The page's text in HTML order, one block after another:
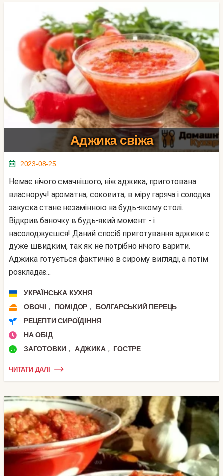
Аджика свіжа
2023-08-25
Немає нічого смачнішого, ніж аджика, приготована
власноруч! ароматна, соковита, в міру гаряча і солодка
закуска стане незамінною на будь-якому столі.
Відкрив баночку в будь-який момент - і
насолоджуєшся! Даний спосіб приготування аджики є
дуже швидким, так як не потрібно нічого варити.
Аджика готується фактично в сирому вигляді, а потім
розкладає...
УКРАЇНСЬКА КУХНЯ
ОВОЧІ , ПОМІДОР ,
БОЛГАРСЬКИЙ ПЕРЕЦЬ
РЕЦЕПТИ СИРОЇДІННЯ
НА ОБІД
ЗАГОТОВКИ , АДЖИКА , ГОСТРЕ
ЧИТАТИ ДАЛІ